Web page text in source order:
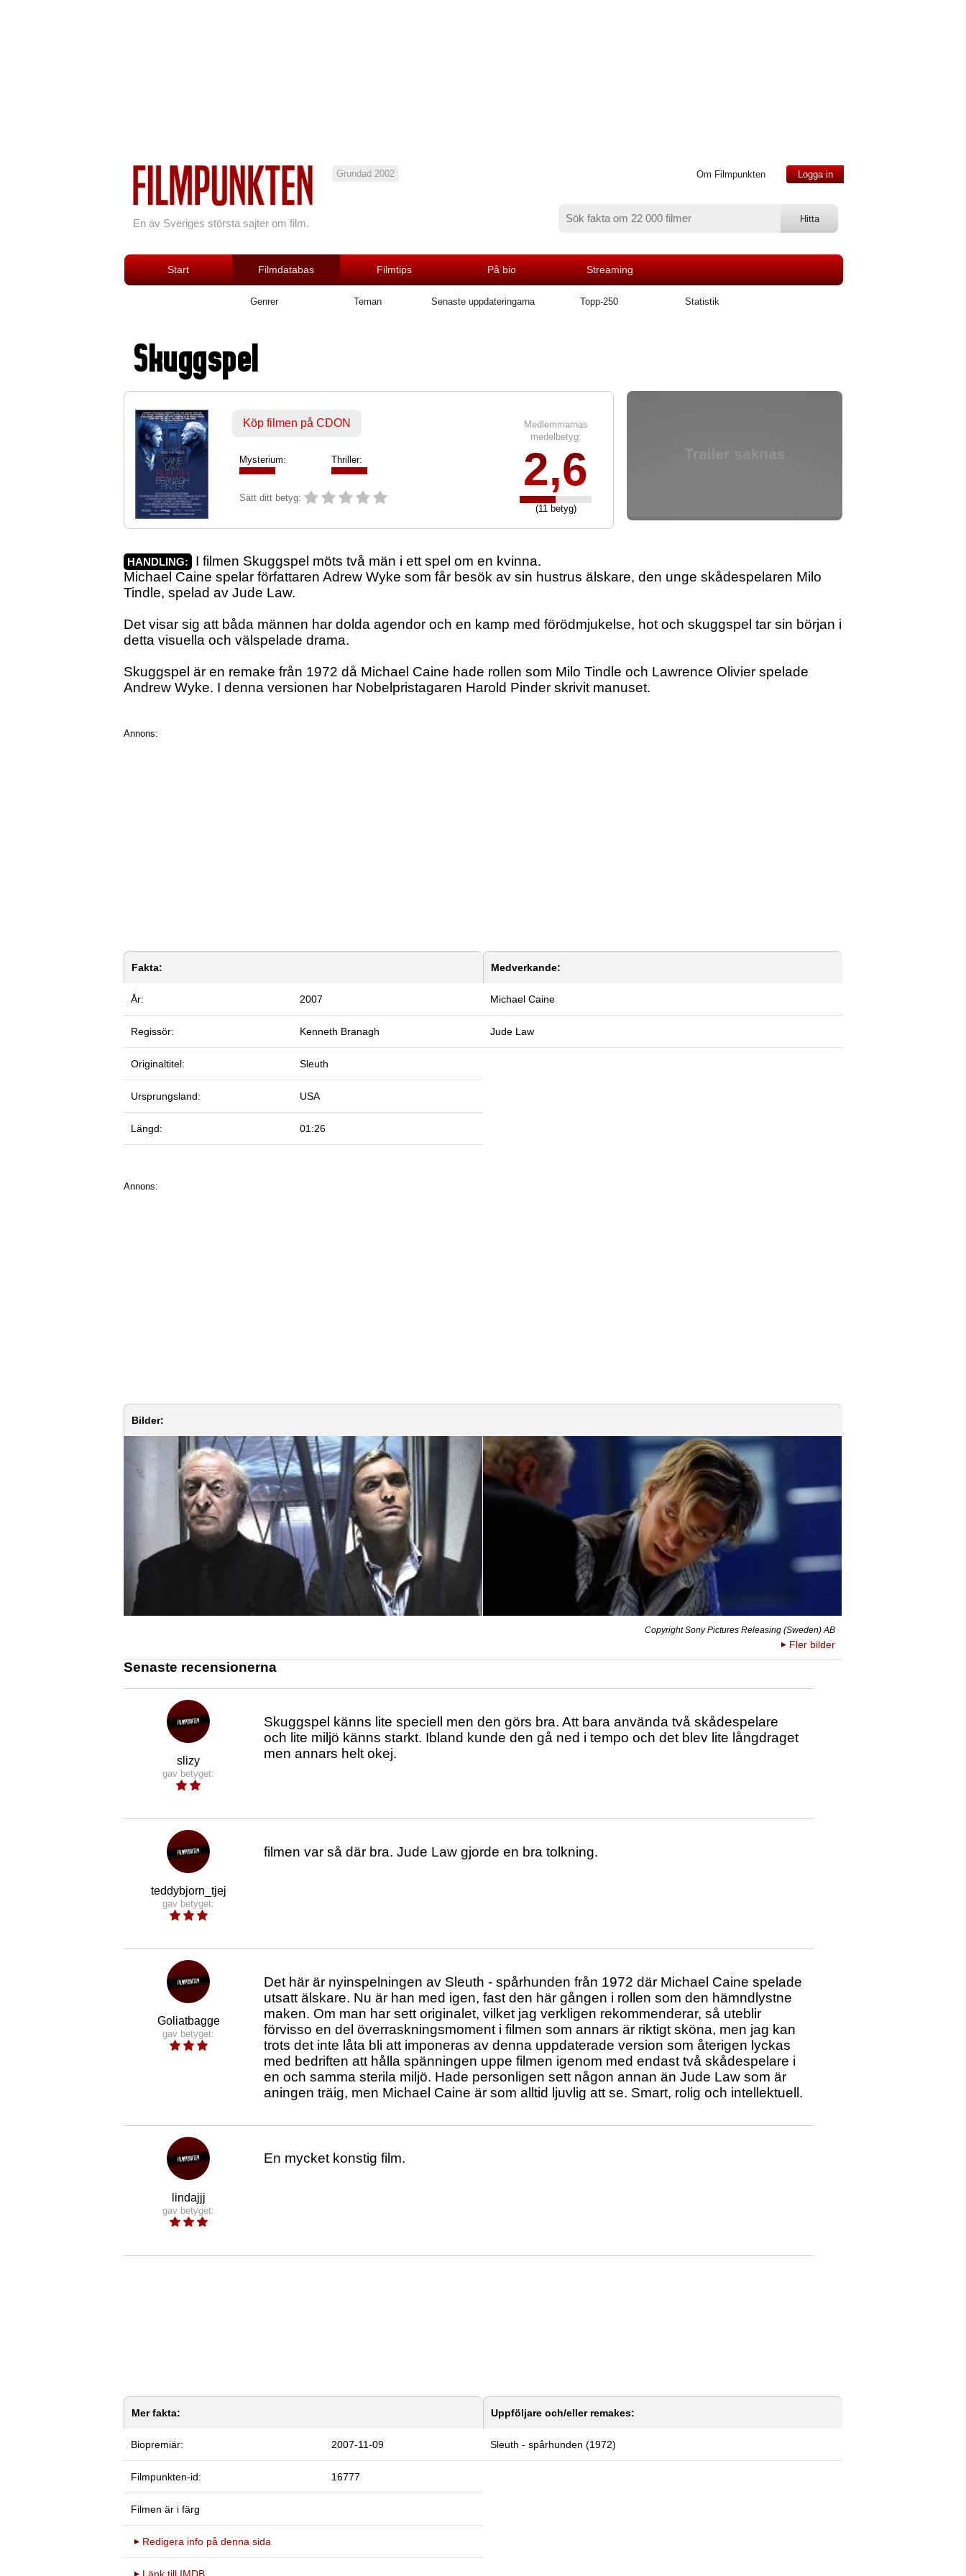
En av Sveriges största sajter om film.
Grundad 2002 Om Filmpunkten Logga in
Start Filmdatabas Filmtips På bio Streaming
Genrer Teman Senaste uppdateringarna Topp-250 Statistik
Skuggspel
Köp filmen på CDON
Mysterium: Thriller:
Sätt ditt betyg:
Medlemmarnas
medelbetyg:
2,6
(11 betyg)
HANDLING:
I filmen Skuggspel möts två män i ett spel om en kvinna.
Michael Caine spelar författaren Adrew Wyke som får besök av sin hustrus älskare, den unge skådespelaren Milo
Tindle, spelad av Jude Law.
Det visar sig att båda männen har dolda agendor och en kamp med förödmjukelse, hot och skuggspel tar sin början i
detta visuella och välspelade drama.
Skuggspel är en remake från 1972 då Michael Caine hade rollen som Milo Tindle och Lawrence Olivier spelade
Andrew Wyke. I denna versionen har Nobelpristagaren Harold Pinder skrivit manuset.
Annons:
Fakta:
År: 2007
Regissör: Kenneth Branagh
Originaltitel: Sleuth
Ursprungsland: USA
Längd: 01:26
Medverkande:
Michael Caine
Jude Law
Annons:
Bilder:
Copyright Sony Pictures Releasing (Sweden) AB
Fler bilder
Senaste recensionerna
slizy
gav betyget:
Skuggspel känns lite speciell men den görs bra. Att bara använda två skådespelare
och lite miljö känns starkt. Ibland kunde den gå ned i tempo och det blev lite långdraget
men annars helt okej.
teddybjorn_tjej
gav betyget:
filmen var så där bra. Jude Law gjorde en bra tolkning.
Goliatbagge
gav betyget:
Det här är nyinspelningen av Sleuth - spårhunden från 1972 där Michael Caine spelade
utsatt älskare. Nu är han med igen, fast den här gången i rollen som den hämndlystne
maken. Om man har sett originalet, vilket jag verkligen rekommenderar, så uteblir
förvisso en del överraskningsmoment i filmen som annars är riktigt sköna, men jag kan
trots det inte låta bli att imponeras av denna uppdaterade version som återigen lyckas
med bedriften att hålla spänningen uppe filmen igenom med endast två skådespelare i
en och samma sterila miljö. Hade personligen sett någon annan än Jude Law som är
aningen träig, men Michael Caine är som alltid ljuvlig att se. Smart, rolig och intellektuell.
lindajjj
gav betyget:
En mycket konstig film.
Mer fakta:
Biopremiär: 2007-11-09
Filmpunkten-id: 16777
Filmen är i färg
Redigera info på denna sida
Länk till IMDB
Uppföljare och/eller remakes:
Sleuth - spårhunden (1972)